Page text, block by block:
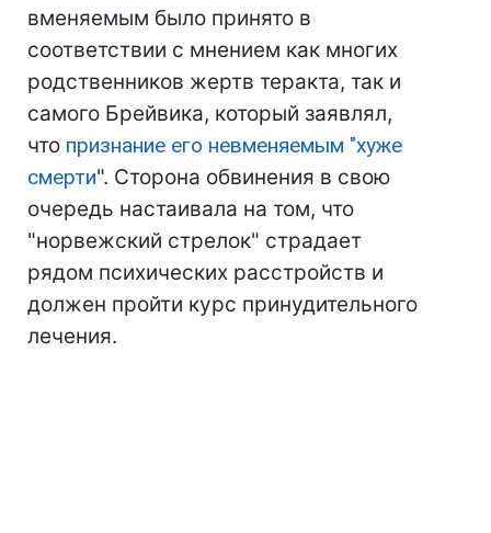
вменяемым было принято в
соответствии с мнением как многих
родственников жертв теракта, так и
самого Брейвика, который заявлял,
что признание его невменяемым "хуже
смерти". Сторона обвинения в свою
очередь настаивала на том, что
"норвежский стрелок" страдает
рядом психических расстройств и
должен пройти курс принудительного
лечения.